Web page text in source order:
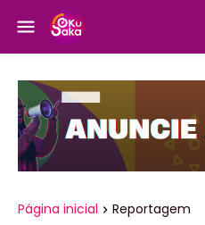
Página inicial Reportagem